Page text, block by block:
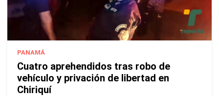
PANAMÁ
Cuatro aprehendidos tras robo de
vehículo y privación de libertad en
Chiriquí